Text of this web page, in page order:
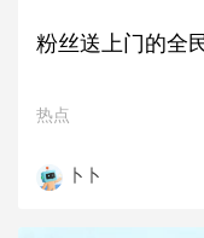
粉丝送上门的全
热点
卜卜